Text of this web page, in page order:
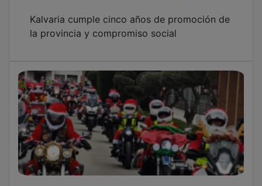
Ruta benéfica llena de sorpresas